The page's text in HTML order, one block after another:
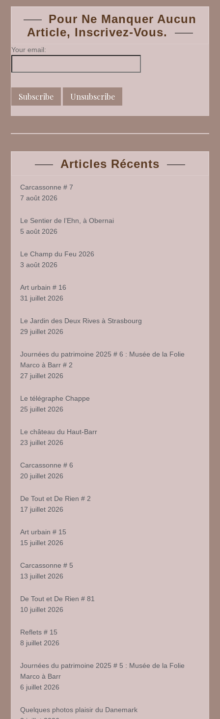
navigation
Pour Ne Manquer Aucun
Article, Inscrivez-Vous.
Your email:
Articles Récents
Carcassonne # 7
7 août 2026
Le Sentier de l’Ehn, à Obernai
5 août 2026
Le Champ du Feu 2026
3 août 2026
Art urbain # 16
31 juillet 2026
Le Jardin des Deux Rives à Strasbourg
29 juillet 2026
Journées du patrimoine 2025 # 6 : Musée de la Folie
Marco à Barr # 2
27 juillet 2026
Le télégraphe Chappe
25 juillet 2026
Le château du Haut-Barr
23 juillet 2026
Carcassonne # 6
20 juillet 2026
De Tout et De Rien # 2
17 juillet 2026
Art urbain # 15
15 juillet 2026
Carcassonne # 5
13 juillet 2026
De Tout et De Rien # 81
10 juillet 2026
Reflets # 15
8 juillet 2026
Journées du patrimoine 2025 # 5 : Musée de la Folie
Marco à Barr
6 juillet 2026
Quelques photos plaisir du Danemark